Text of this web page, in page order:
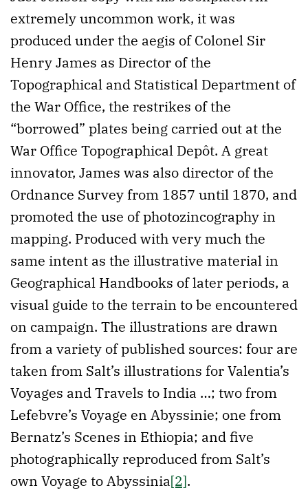
extremely uncommon work, it was
produced under the aegis of Colonel Sir
Henry James as Director of the
Topographical and Statistical Department of
the War Office, the restrikes of the
“borrowed” plates being carried out at the
War Office Topographical Depôt. A great
innovator, James was also director of the
Ordnance Survey from 1857 until 1870, and
promoted the use of photozincography in
mapping. Produced with very much the
same intent as the illustrative material in
Geographical Handbooks of later periods, a
visual guide to the terrain to be encountered
on campaign. The illustrations are drawn
from a variety of published sources: four are
taken from Salt’s illustrations for Valentia’s
Voyages and Travels to India …; two from
Lefebvre’s Voyage en Abyssinie; one from
Bernatz’s Scenes in Ethiopia; and five
photographically reproduced from Salt’s
own Voyage to Abyssinia[2].